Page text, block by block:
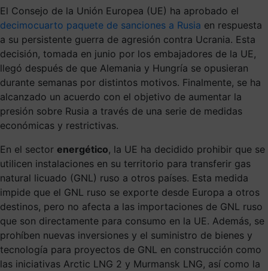
El Consejo de la Unión Europea (UE) ha aprobado el
decimocuarto paquete de sanciones a Rusia en respuesta
a su persistente guerra de agresión contra Ucrania. Esta
decisión, tomada en junio por los embajadores de la UE,
llegó después de que Alemania y Hungría se opusieran
durante semanas por distintos motivos. Finalmente, se ha
alcanzado un acuerdo con el objetivo de aumentar la
presión sobre Rusia a través de una serie de medidas
económicas y restrictivas.
En el sector energético, la UE ha decidido prohibir que se
utilicen instalaciones en su territorio para transferir gas
natural licuado (GNL) ruso a otros países. Esta medida
impide que el GNL ruso se exporte desde Europa a otros
destinos, pero no afecta a las importaciones de GNL ruso
que son directamente para consumo en la UE. Además, se
prohíben nuevas inversiones y el suministro de bienes y
tecnología para proyectos de GNL en construcción como
las iniciativas Arctic LNG 2 y Murmansk LNG, así como la